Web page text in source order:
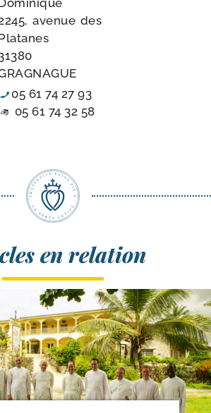
ave­nue des
05 61 74 27 93
05 61 74 32 58
en relation